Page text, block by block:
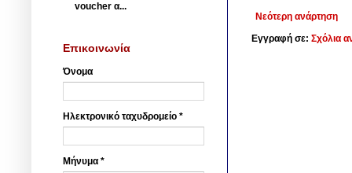
Νεότερη ανάρτηση
Εγγραφή σε: Σχόλια
voucher α...
Επικοινωνία
Όνομα
Ηλεκτρονικό ταχυδρομείο *
Μήνυμα *